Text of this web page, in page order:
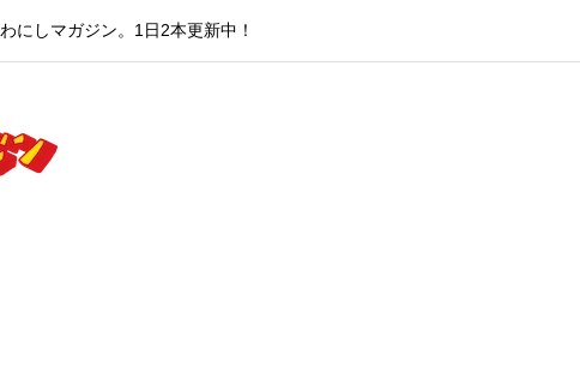
にしマガジン。1日2本更新中！